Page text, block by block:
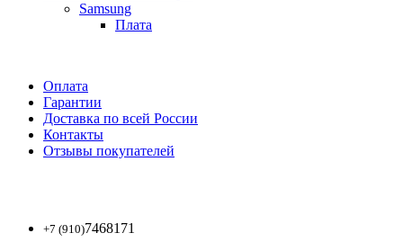
Samsung
Плата
Оплата
Гарантии
Доставка по всей России
Контакты
Отзывы покупателей
+7 (910)7468171